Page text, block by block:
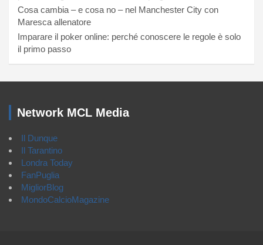
Cosa cambia – e cosa no – nel Manchester City con
Maresca allenatore
Imparare il poker online: perché conoscere le regole è solo
il primo passo
Network MCL Media
Il Dunque
Il Tarantino
Londra Today
FanPuglia
MigliorBlog
MondoCalcioMagazine